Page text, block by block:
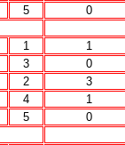
5 0
1 1
3 0
2 3
4 1
5 0